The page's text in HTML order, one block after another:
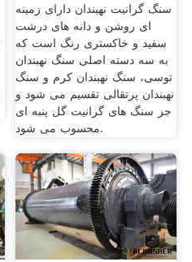
سنگ گرانیت نهبندان دارای زمینه
ای روشن و دانه های درشت
سفید و خاکستری رنگ است که
به سه دسته اصلی سنگ نهبندان
توسی، سنگ نهبندان کرم و سنگ
نهبندان پرتقالی تقسیم می شود و
جز سنگ های گرانیت گل پنبه ای
محسوب می شود.